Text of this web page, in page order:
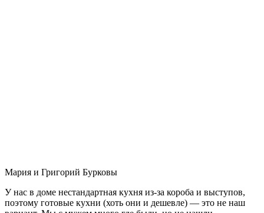
Мария и Григорий Бурковы
У нас в доме нестандартная кухня из-за короба и выступов,
поэтому готовые кухни (хоть они и дешевле) — это не наш